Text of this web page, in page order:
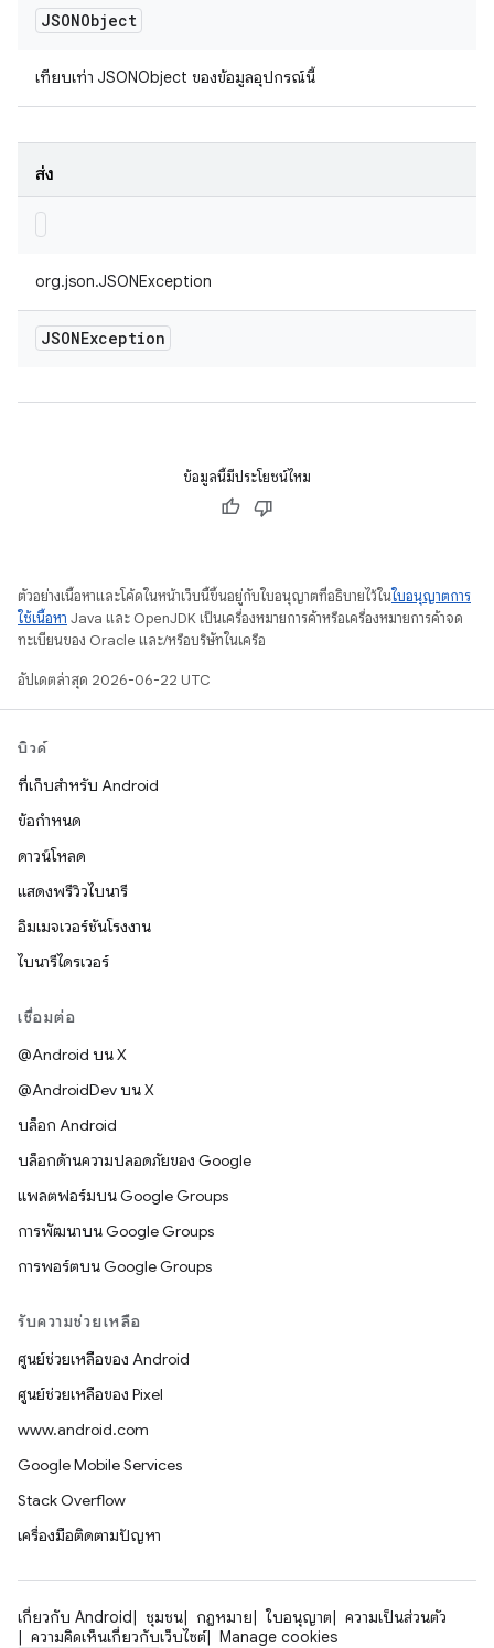
JSONObject
เทียบเท่า JSONObject ของข้อมูลอุปกรณ์นี้
ส่ง
org.json.JSONException
JSONException
ข้อมูลนี้มีประโยชน์ไหม
ตัวอย่างเนื้อหาและโค้ดในหน้าเว็บนี้ขึ้นอยู่กับใบอนุญาตที่อธิบายไว้ในใบอนุญาตการ
ใช้เนื้อหา Java และ OpenJDK เป็นเครื่องหมายการค้าหรือเครื่องหมายการค้าจด
ทะเบียนของ Oracle และ/หรือบริษัทในเครือ
อัปเดตล่าสุด 2026-06-22 UTC
บิวด์
ที่เก็บสำหรับ Android
ข้อกำหนด
ดาวน์โหลด
แสดงพรีวิวไบนารี
อิมเมจเวอร์ชันโรงงาน
ไบนารีไดรเวอร์
เชื่อมต่อ
@Android บน X
@AndroidDev บน X
บล็อก Android
บล็อกด้านความปลอดภัยของ Google
แพลตฟอร์มบน Google Groups
การพัฒนาบน Google Groups
การพอร์ตบน Google Groups
รับความช่วยเหลือ
ศูนย์ช่วยเหลือของ Android
ศูนย์ช่วยเหลือของ Pixel
www.android.com
Google Mobile Services
Stack Overflow
เครื่องมือติดตามปัญหา
เกี่ยวกับ Android ชุมชน กฎหมาย ใบอนุญาต
ความเป็นส่วนตัว
ความคิดเห็นเกี่ยวกับเว็บไซต์
Manage cookies